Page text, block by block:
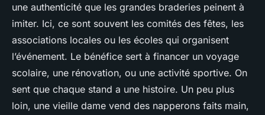
une authenticité que les grandes braderies peinent à
imiter. Ici, ce sont souvent les comités des fêtes, les
associations locales ou les écoles qui organisent
l’événement. Le bénéfice sert à financer un voyage
scolaire, une rénovation, ou une activité sportive. On
sent que chaque stand a une histoire. Un peu plus
loin, une vieille dame vend des napperons faits main,